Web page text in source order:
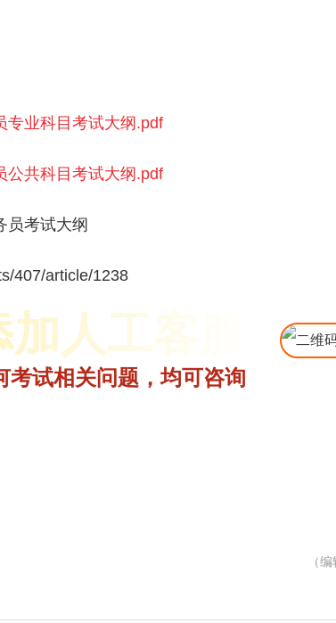
专业科目考试大纲.pdf
公共科目考试大纲.pdf
员考试大纲
407/article/1238
人工客服
考试相关问题，均可咨询
（